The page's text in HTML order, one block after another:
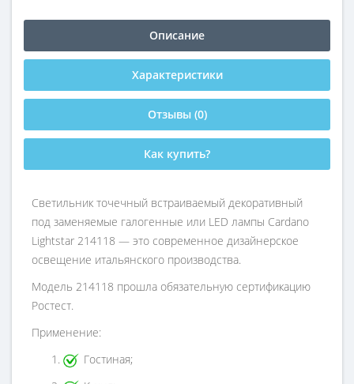
Описание
Характеристики
Отзывы (0)
Как купить?
Светильник точечный встраиваемый декоративный
под заменяемые галогенные или LED лампы Cardano
Lightstar 214118 — это современное дизайнерское
освещение итальянского производства.
Модель 214118 прошла обязательную сертификацию
Ростест.
Применение:
Гостиная;